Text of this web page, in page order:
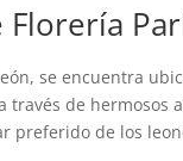
Florería
se encuentra
través de hermosos
preferido de los